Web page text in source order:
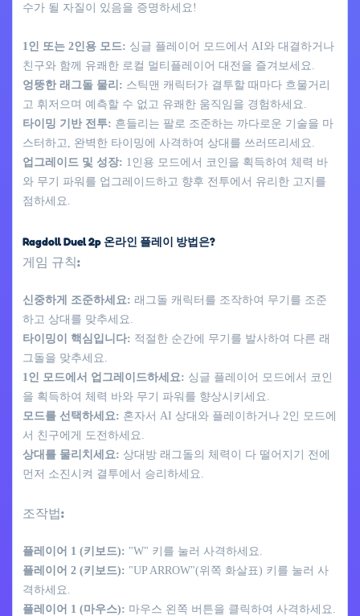
수가 될 자질이 있음을 증명하세요!
1인 또는 2인용 모드: 싱글 플레이어 모드에서 AI와 대결하거나
친구와 함께 유쾌한 로컬 멀티플레이어 대전을 즐겨보세요.
엉뚱한 래그돌 물리: 스틱맨 캐릭터가 결투할 때마다 흐물거리
고 휘저으며 예측할 수 없고 유쾌한 움직임을 경험하세요.
타이밍 기반 전투: 흔들리는 팔로 조준하는 까다로운 기술을 마
스터하고, 완벽한 타이밍에 사격하여 상대를 쓰러뜨리세요.
업그레이드 및 성장: 1인용 모드에서 코인을 획득하여 체력 바
와 무기 파워를 업그레이드하고 향후 전투에서 유리한 고지를
점하세요.
Ragdoll Duel 2p 온라인 플레이 방법은?
게임 규칙:
신중하게 조준하세요: 래그돌 캐릭터를 조작하여 무기를 조준
하고 상대를 맞추세요.
타이밍이 핵심입니다: 적절한 순간에 무기를 발사하여 다른 래
그돌을 맞추세요.
1인 모드에서 업그레이드하세요: 싱글 플레이어 모드에서 코인
을 획득하여 체력 바와 무기 파워를 향상시키세요.
모드를 선택하세요: 혼자서 AI 상대와 플레이하거나 2인 모드에
서 친구에게 도전하세요.
상대를 물리치세요: 상대방 래그돌의 체력이 다 떨어지기 전에
먼저 소진시켜 결투에서 승리하세요.
조작법:
플레이어 1 (키보드): "W" 키를 눌러 사격하세요.
플레이어 2 (키보드): "UP ARROW"(위쪽 화살표) 키를 눌러 사
격하세요.
플레이어 1 (마우스): 마우스 왼쪽 버튼을 클릭하여 사격하세요.